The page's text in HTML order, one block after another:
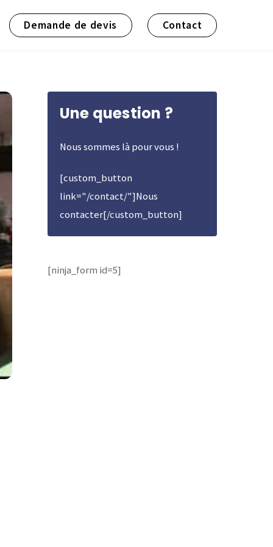
Demande de devis Contact
Une question ?
Nous sommes là pour vous !
[custom_button
link="/contact/"]Nous
contacter[/custom_button]
[ninja_form id=5]